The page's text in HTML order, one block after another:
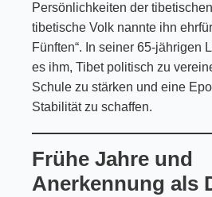
Persönlichkeiten der
tibetische Volk nannte ihn
Fünften“. In seiner 65-jährigen
es ihm, Tibet politisch zu
Schule zu stärken und eine
Stabilität zu schaffen.
Frühe Jahre und
Anerkennung als